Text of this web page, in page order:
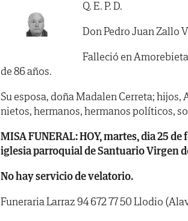
Q. E. P. D.
Don Pedro Juan Zallo
Falleció en
de 86 años.
Su esposa, doña Madalen Cerreta;
nietos, hermanos, hermanos políticos,
MISA FUNERAL: HOY, martes, dia 25 de
iglesia parroquial de Santuario Virgen
No hay servicio de velatorio.
Funeraria Larraz 94 672 77 50 Llodio